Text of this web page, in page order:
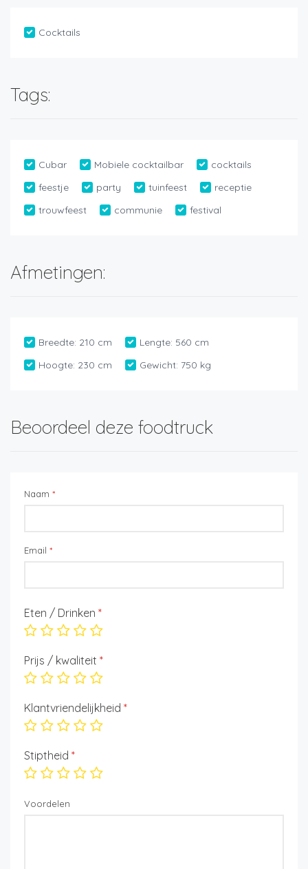
Cocktails
Tags:
Cubar Mobiele cocktailbar
cocktails
feestje
party tuinfeest
receptie
trouwfeest
communie festival
Afmetingen:
Breedte: 210 cm Lengte: 560 cm
Hoogte: 230 cm Gewicht: 750 kg
Beoordeel deze foodtruck
Naam *
Email *
Eten / Drinken *
Prijs / kwaliteit *
Klantvriendelijkheid *
Stiptheid *
Voordelen